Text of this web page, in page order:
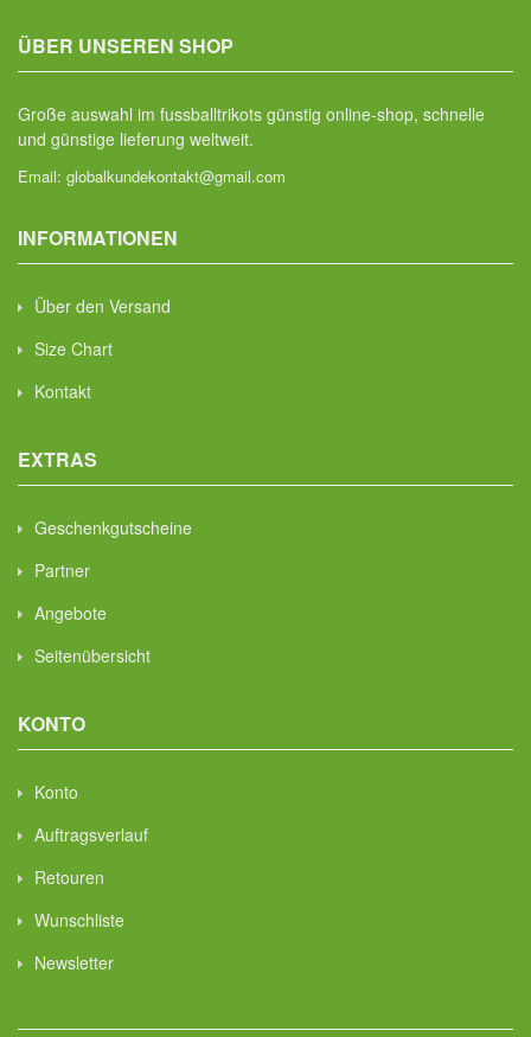
ÜBER UNSEREN SHOP
Große auswahl im fussballtrikots günstig online-shop, schnelle
und günstige lieferung weltweit.
Email: globalkundekontakt@gmail.com
INFORMATIONEN
Über den Versand
Size Chart
Kontakt
EXTRAS
Geschenkgutscheine
Partner
Angebote
Seitenübersicht
KONTO
Konto
Auftragsverlauf
Retouren
Wunschliste
Newsletter